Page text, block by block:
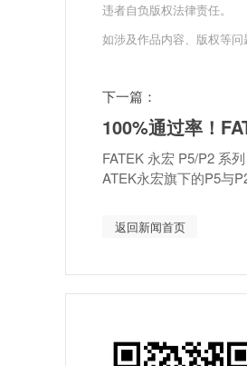
违者自负版权法律责任。
如涉及作品内容、版权等
下一篇：
100%通过率！
FATEK 永宏 P5/P2 系
ATEK永宏旗下的P5与
返回新闻首页